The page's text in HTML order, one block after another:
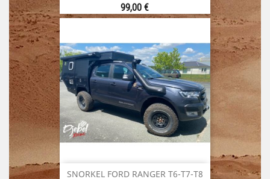
Prix
99,00 €
SNORKEL FORD RANGER T6-T7-T8